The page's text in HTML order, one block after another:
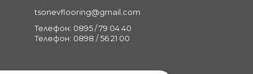
tsonevflooring@gmail.com
Телефон: 0895 / 79 04 40
Телефон: 0898 / 56 21 00